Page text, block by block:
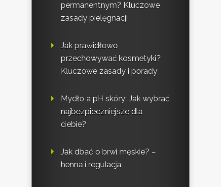
permanentnym? Kluczowe
zasady pielęgnacji
Jak prawidłowo
przechowywać kosmetyki?
Kluczowe zasady i porady
Mydło a pH skóry: Jak wybrać
najbezpieczniejsze dla
ciebie?
Jak dbać o brwi męskie? –
henna i regulacja